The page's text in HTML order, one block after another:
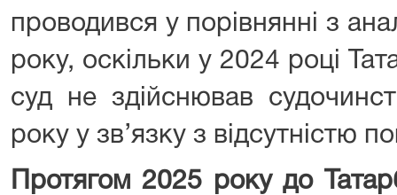
проводився у порівнянні з
року, оскільки у 2024 році
суд не здійснював
року у зв’язку з відсутністю
Протягом 2025 року до